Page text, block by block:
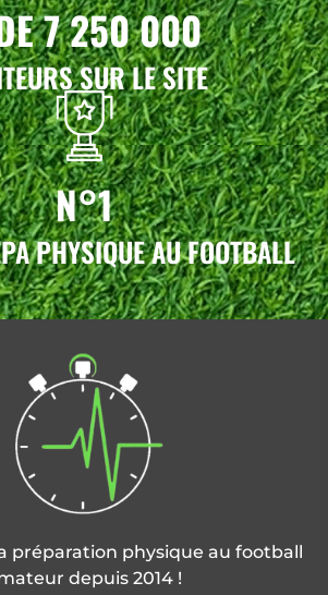
7 250 000
SUR LE SITE
N°1
PHYSIQUE AU FOOTBALL
préparation physique au football
depuis 2014 !